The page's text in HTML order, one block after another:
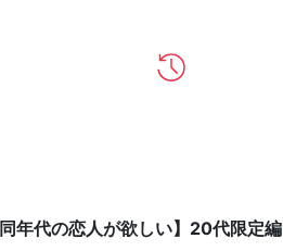
年代の恋人が欲しい】20代限定編